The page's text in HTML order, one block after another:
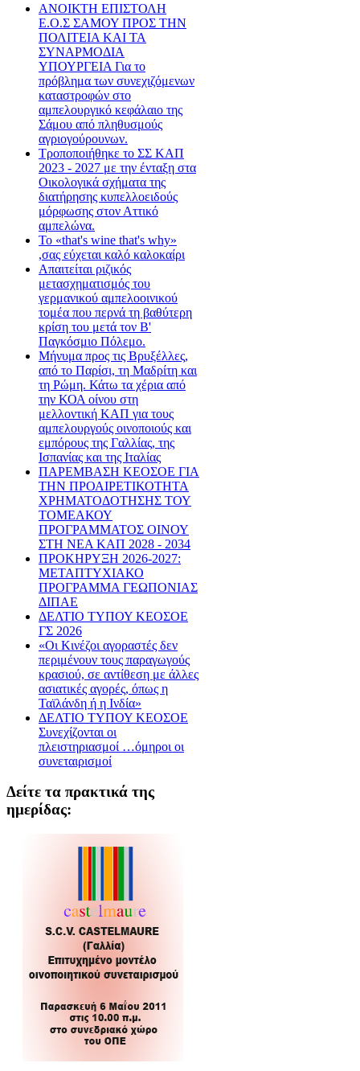
ΑΝΟΙΚΤΗ ΕΠΙΣΤΟΛΗ
Ε.Ο.Σ ΣΑΜΟΥ ΠΡΟΣ ΤΗΝ
ΠΟΛΙΤΕΙΑ ΚΑΙ ΤΑ
ΣΥΝΑΡΜΟΔΙΑ
ΥΠΟΥΡΓΕΙΑ Για το
πρόβλημα των συνεχιζόμενων
καταστροφών στο
αμπελουργικό κεφάλαιο της
Σάμου από πληθυσμούς
αγριογούρουνων.
Τροποποιήθηκε το ΣΣ ΚΑΠ
2023 - 2027 με την ένταξη στα
Οικολογικά σχήματα της
διατήρησης κυπελλοειδούς
μόρφωσης στον Αττικό
αμπελώνα.
Το «that's wine that's why»
,σας εύχεται καλό καλοκαίρι
Απαιτείται ριζικός
μετασχηματισμός του
γερμανικού αμπελοοινικού
τομέα που περνά τη βαθύτερη
κρίση του μετά τον Β'
Παγκόσμιο Πόλεμο.
Μήνυμα προς τις Βρυξέλλες,
από το Παρίσι, τη Μαδρίτη και
τη Ρώμη. Κάτω τα χέρια από
την ΚΟΑ οίνου στη
μελλοντική ΚΑΠ για τους
αμπελουργούς οινοποιούς και
εμπόρους της Γαλλίας, της
Ισπανίας και της Ιταλίας
ΠΑΡΕΜΒΑΣΗ ΚΕΟΣΟΕ ΓΙΑ
ΤΗΝ ΠΡΟΑΙΡΕΤΙΚΟΤΗΤΑ
ΧΡΗΜΑΤΟΔΟΤΗΣΗΣ ΤΟΥ
ΤΟΜΕΑΚΟΥ
ΠΡΟΓΡΑΜΜΑΤΟΣ ΟΙΝΟΥ
ΣΤΗ ΝΕΑ ΚΑΠ 2028 - 2034
ΠΡΟΚΗΡΥΞΗ 2026-2027:
ΜΕΤΑΠΤΥΧΙΑΚΟ
ΠΡΟΓΡΑΜΜΑ ΓΕΩΠΟΝΙΑΣ
ΔΙΠΑΕ
ΔΕΛΤΙΟ ΤΥΠΟΥ ΚΕΟΣΟΕ
ΓΣ 2026
«Οι Κινέζοι αγοραστές δεν
περιμένουν τους παραγωγούς
κρασιού, σε αντίθεση με άλλες
ασιατικές αγορές, όπως η
Ταϊλάνδη ή η Ινδία»
ΔΕΛΤΙΟ ΤΥΠΟΥ ΚΕΟΣΟΕ
Συνεχίζονται οι
πλειστηριασμοί …όμηροι οι
συνεταιρισμοί
Δείτε τα πρακτικά της
ημερίδας: